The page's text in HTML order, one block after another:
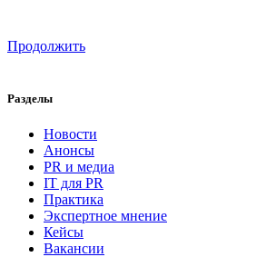
Продолжить
Разделы
Новости
Анонсы
PR и медиа
IT для PR
Практика
Экспертное мнение
Кейсы
Вакансии